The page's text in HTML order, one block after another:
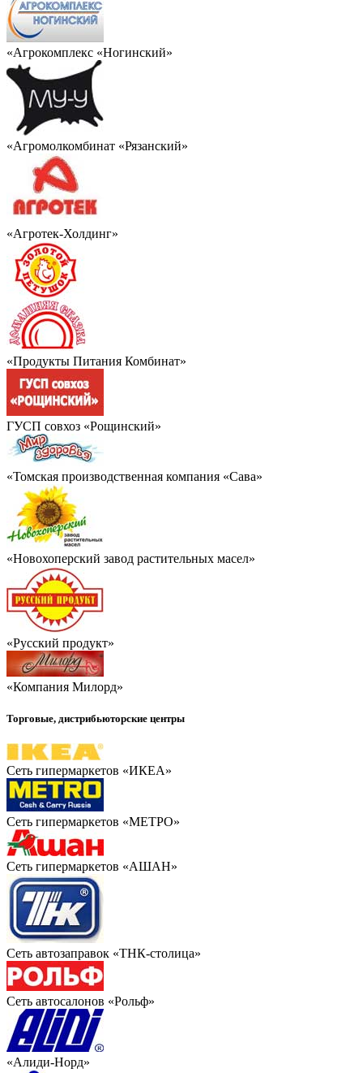
«Агрокомплекс «Ногинский»
«Агромолкомбинат «Рязанский»
«Агротек-Холдинг»
«Продукты Питания Комбинат»
ГУСП совхоз «Рощинский»
«Томская производственная компания «Сава»
«Новохоперский завод растительных масел»
«Русский продукт»
«Компания Милорд»
Торговые, дистрибьюторские центры
Сеть гипермаркетов «ИКЕА»
Сеть гипермаркетов «МЕТРО»
Сеть гипермаркетов «АШАН»
Сеть автозаправок «ТНК-столица»
Сеть автосалонов «Рольф»
«Алиди-Норд»